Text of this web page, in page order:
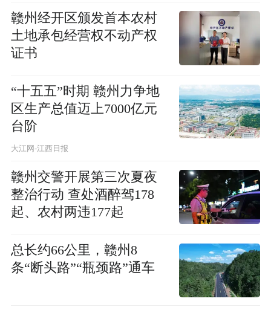
赣州经开区颁发首本农村
土地承包经营权不动产权
证书
“十五五”时期 赣州力争地
区生产总值迈上7000亿元
台阶
大江网-江西日报
赣州交警开展第三次夏夜
整治行动 查处酒醉驾178
起、农村两违177起
总长约66公里，赣州8
条“断头路”“瓶颈路”通车